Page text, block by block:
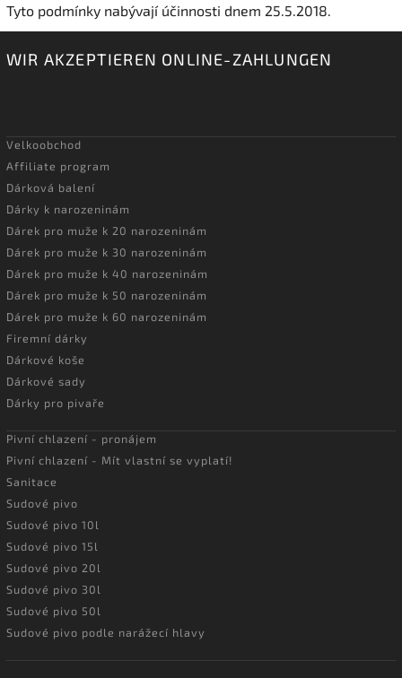
Tyto podmínky nabývají účinnosti dnem 25.5.2018.
WIR AKZEPTIEREN ONLINE-ZAHLUNGEN
Velkoobchod
Affiliate program
Dárková balení
Dárky k narozeninám
Dárek pro muže k 20 narozeninám
Dárek pro muže k 30 narozeninám
Dárek pro muže k 40 narozeninám
Dárek pro muže k 50 narozeninám
Dárek pro muže k 60 narozeninám
Firemní dárky
Dárkové koše
Dárkové sady
Dárky pro pivaře
Pivní chlazení - pronájem
Pivní chlazení - Mít vlastní se vyplatí!
Sanitace
Sudové pivo
Sudové pivo 10l
Sudové pivo 15l
Sudové pivo 20l
Sudové pivo 30l
Sudové pivo 50l
Sudové pivo podle narážecí hlavy